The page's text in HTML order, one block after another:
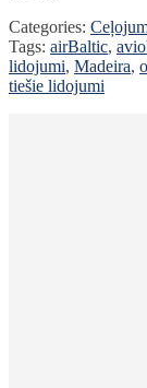
Categories:
Tags: airBaltic,
lidojumi, Madeira,
tiešie lidojumi